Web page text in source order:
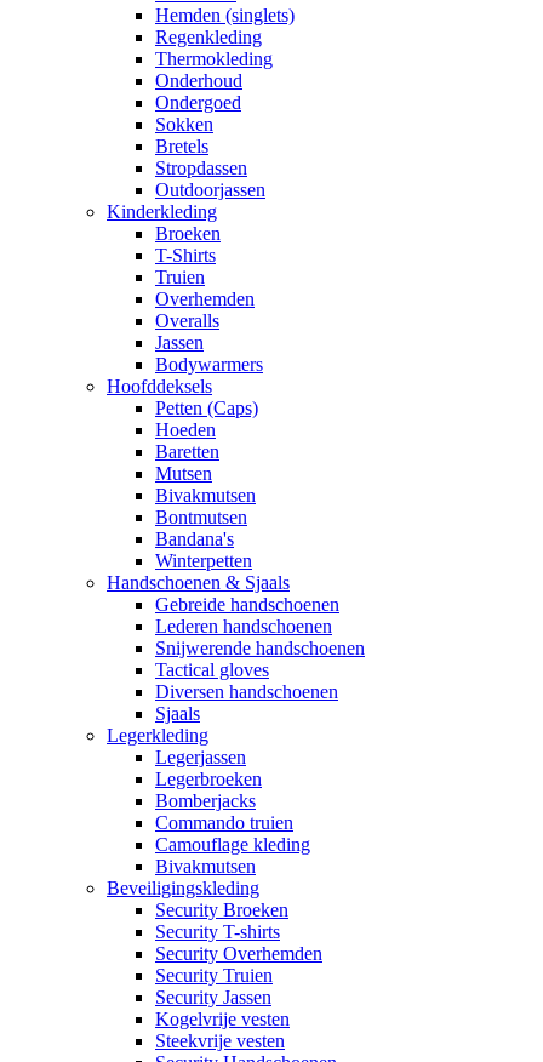
Hemden (singlets)
Regenkleding
Thermokleding
Onderhoud
Ondergoed
Sokken
Bretels
Stropdassen
Outdoorjassen
Kinderkleding
Broeken
T-Shirts
Truien
Overhemden
Overalls
Jassen
Bodywarmers
Hoofddeksels
Petten (Caps)
Hoeden
Baretten
Mutsen
Bivakmutsen
Bontmutsen
Bandana's
Winterpetten
Handschoenen & Sjaals
Gebreide handschoenen
Lederen handschoenen
Snijwerende handschoenen
Tactical gloves
Diversen handschoenen
Sjaals
Legerkleding
Legerjassen
Legerbroeken
Bomberjacks
Commando truien
Camouflage kleding
Bivakmutsen
Beveiligingskleding
Security Broeken
Security T-shirts
Security Overhemden
Security Truien
Security Jassen
Kogelvrije vesten
Steekvrije vesten